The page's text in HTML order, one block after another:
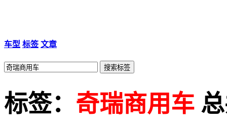
车型 标签 文章
标签： 奇瑞商用车